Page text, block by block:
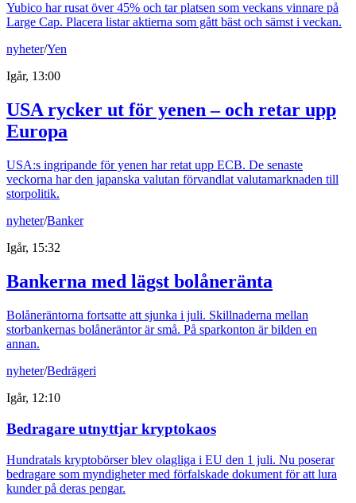
Yubico har rusat över 45% och tar platsen som veckans vinnare på
Large Cap. Placera listar aktierna som gått bäst och sämst i veckan.
nyheter/Yen
Igår, 13:00
USA rycker ut för yenen – och retar upp
Europa
USA:s ingripande för yenen har retat upp ECB. De senaste
veckorna har den japanska valutan förvandlat valutamarknaden till
storpolitik.
nyheter/Banker
Igår, 15:32
Bankerna med lägst bolåneränta
Bolåneräntorna fortsatte att sjunka i juli. Skillnaderna mellan
storbankernas bolåneräntor är små. På sparkonton är bilden en
annan.
nyheter/Bedrägeri
Igår, 12:10
Bedragare utnyttjar kryptokaos
Hundratals kryptobörser blev olagliga i EU den 1 juli. Nu poserar
bedragare som myndigheter med förfalskade dokument för att lura
kunder på deras pengar.